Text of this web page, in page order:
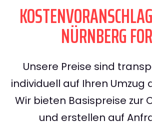
NÜRNBERG
Unsere Preise sind
individuell auf Ihren
Wir bieten Basispreise zur
und erstellen auf